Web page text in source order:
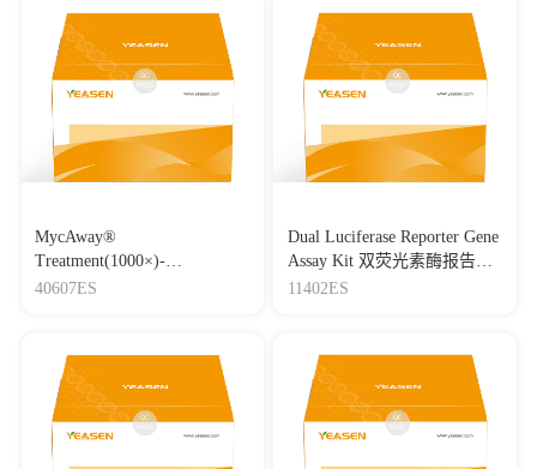
MycAway®
Treatment(1000×)-
Mycoplasma Elimination
40607ES
Dual Luciferase Reporter Gene
Assay Kit 双荧光素酶报告基
因检测试剂盒
11402ES